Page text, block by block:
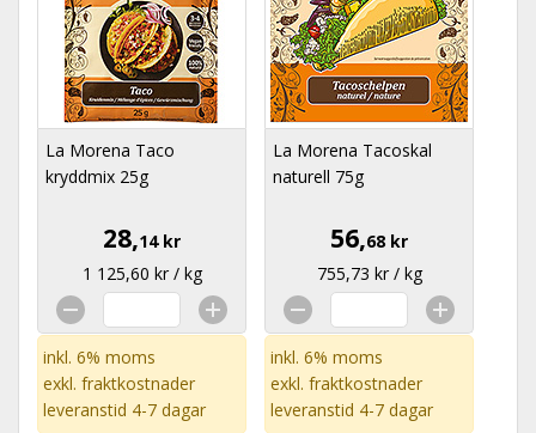
La Morena Taco
kryddmix 25g
28,14 kr
1 125,60 kr / kg
inkl. 6% moms
exkl. fraktkostnader
leveranstid 4-7 dagar
La Morena Tacoskal
naturell 75g
56,68 kr
755,73 kr / kg
inkl. 6% moms
exkl. fraktkostnader
leveranstid 4-7 dagar